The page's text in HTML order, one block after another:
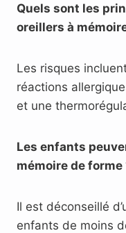
Quels sont les
oreillers à
Les risques
réactions
et une
Les enfants
mémoire de forme
Il est déconseillé
enfants de moins